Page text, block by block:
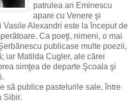
patrulea an Eminescu
apare cu Venere şi
Vasile Alexandri este la început de
Ca poeţi, nimeni, o mai
publicase multe poezii,
iar Matilda Cugler, ale cărei
simţea de departe Şcoala şi
să publice pastelurile sale, între
Sibir.